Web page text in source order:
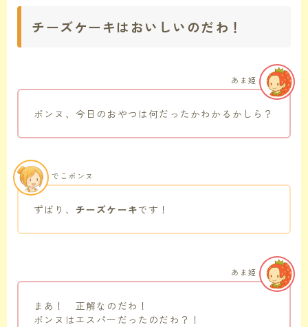
チーズケーキはおいしいのだわ！
ポンヌ、今日のおやつは何だったかわかるかしら？
あま姫
ずばり、 チーズケーキです！
でこポンヌ
まあ！ 正解なのだわ！
ポンヌはエスパーだったのだわ？！
あま姫